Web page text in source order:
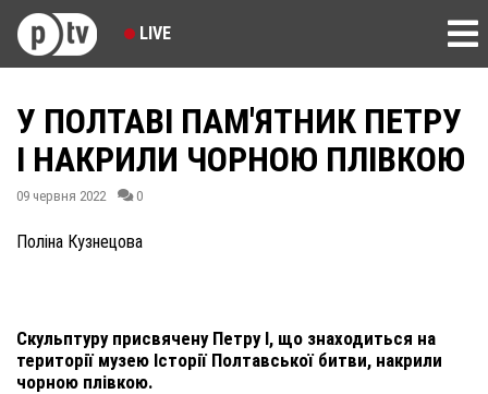
LIVE
У ПОЛТАВІ ПАМ'ЯТНИК ПЕТРУ
І НАКРИЛИ ЧОРНОЮ ПЛІВКОЮ
09 червня 2022 0
Поліна Кузнецова
Скульптуру присвячену Петру І, що знаходиться на
території музею Історії Полтавської битви, накрили
чорною плівкою.